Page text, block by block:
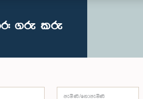
ගරු කරු
පැමිණි/නොපැමිණි